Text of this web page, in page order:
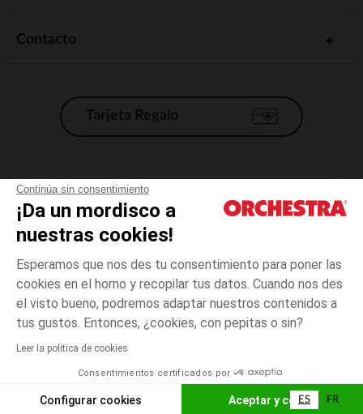
Continúa sin consentimiento
¡Da un mordisco a
nuestras cookies!
Esperamos que nos des tu consentimiento para poner las
cookies en el horno y recopilar tus datos. Cuando nos des
el visto bueno, podremos adaptar nuestros contenidos a
tus gustos. Entonces, ¿cookies, con pepitas o sin?
Leer la política de cookies
Consentimientos certificados por
Configurar cookies Aceptar y cerrar
talla
unica
El pago medidante
AÑADIR A LA CESTA
Contacto
Tarjeta Regalo
Condiciones generales de venta
Aviso Legal
*Condiciones de las ofertas actuales
Gestión de las cookies
Accesibilidad: no conforme
Orchestra adhiere al código de ética de la Federación Francesa de comercio
electrónico y venta a distancia (FEVAD) y al sistema de mediación de
ES FR